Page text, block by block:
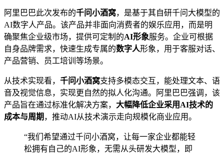
阿里巴巴此次发布的千问小酒窝，是基于其自研千问大模型的
AI数字人产品。该产品并非面向消费者的娱乐应用，而是明
确聚焦企业级市场，提供可定制的AI形象服务。企业可根据
自身品牌需求，快速生成专属的数字人形象，用于客服对话、
产品营销、员工培训等场景。
从技术实现看， 千问小酒窝支持多模态交互，能处理文本、语
音及视觉信息，实现更自然的拟人化沟通。阿里巴巴强调，该
产品旨在通过标准化解决方案， 大幅降低企业采用AI技术的
成本与周期 ，推动AI从技术演示走向规模化商业应用。
“我们希望通过千问小酒窝，让每一家企业都能轻
松拥有自己的AI形象，无需从头研发大模型，即